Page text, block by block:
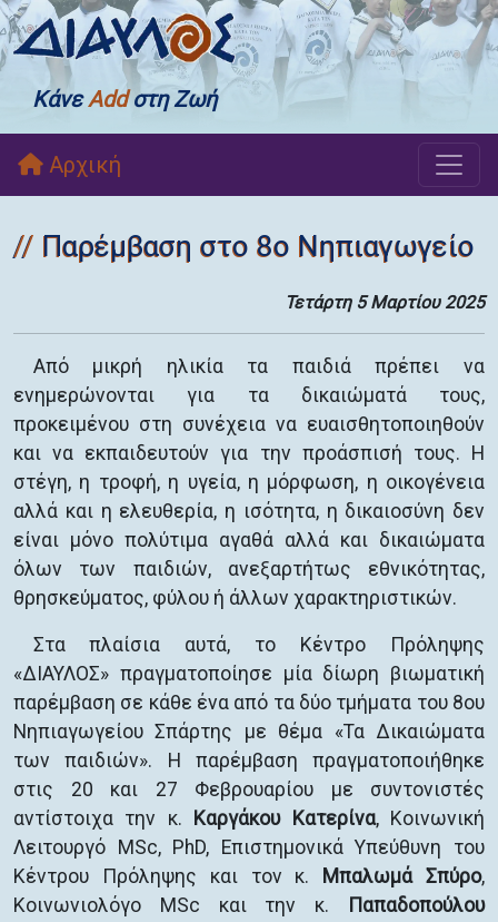
ΚάνεAddστη Ζωή
Αρχική
Παρέμβαση στο 8ο Νηπιαγωγείο
Τετάρτη 5 Μαρτίου 2025
Από μικρή ηλικία τα παιδιά πρέπει να
ενημερώνονται για τα δικαιώματά τους,
προκειμένου στη συνέχεια να ευαισθητοποιηθούν
και να εκπαιδευτούν για την προάσπισή τους. Η
στέγη, η τροφή, η υγεία, η μόρφωση, η οικογένεια
αλλά και η ελευθερία, η ισότητα, η δικαιοσύνη δεν
είναι μόνο πολύτιμα αγαθά αλλά και δικαιώματα
όλων των παιδιών, ανεξαρτήτως εθνικότητας,
θρησκεύματος, φύλου ή άλλων χαρακτηριστικών.
Στα πλαίσια αυτά, το Κέντρο Πρόληψης
«ΔΙΑΥΛΟΣ» πραγματοποίησε μία δίωρη βιωματική
παρέμβαση σε κάθε ένα από τα δύο τμήματα του 8ου
Νηπιαγωγείου Σπάρτης με θέμα «Τα Δικαιώματα
των παιδιών». Η παρέμβαση πραγματοποιήθηκε
στις 20 και 27 Φεβρουαρίου με συντονιστές
αντίστοιχα την κ.
Καργάκου Κατερίνα, Κοινωνική
Λειτουργό MSc, PhD, Επιστημονικά Υπεύθυνη του
Κέντρου Πρόληψης και τον κ.
Μπαλωμά Σπύρο,
Κοινωνιολόγο MSc και την κ.
Παπαδοπούλου